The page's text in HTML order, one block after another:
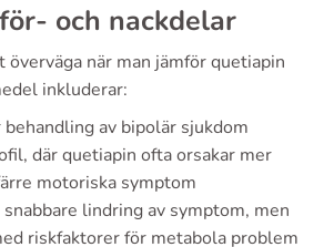
och nackdelar
överväga när man jämför quetiapin
inkluderar:
av bipolär sjukdom
där quetiapin ofta orsakar mer
motoriska symptom
snabbare lindring av symptom, men
riskfaktorer för metabola problem